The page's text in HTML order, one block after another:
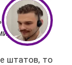
при
штатов, то